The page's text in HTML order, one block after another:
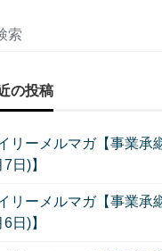
の投稿
リーメルマガ【事業承
日)】
リーメルマガ【事業承
日)】